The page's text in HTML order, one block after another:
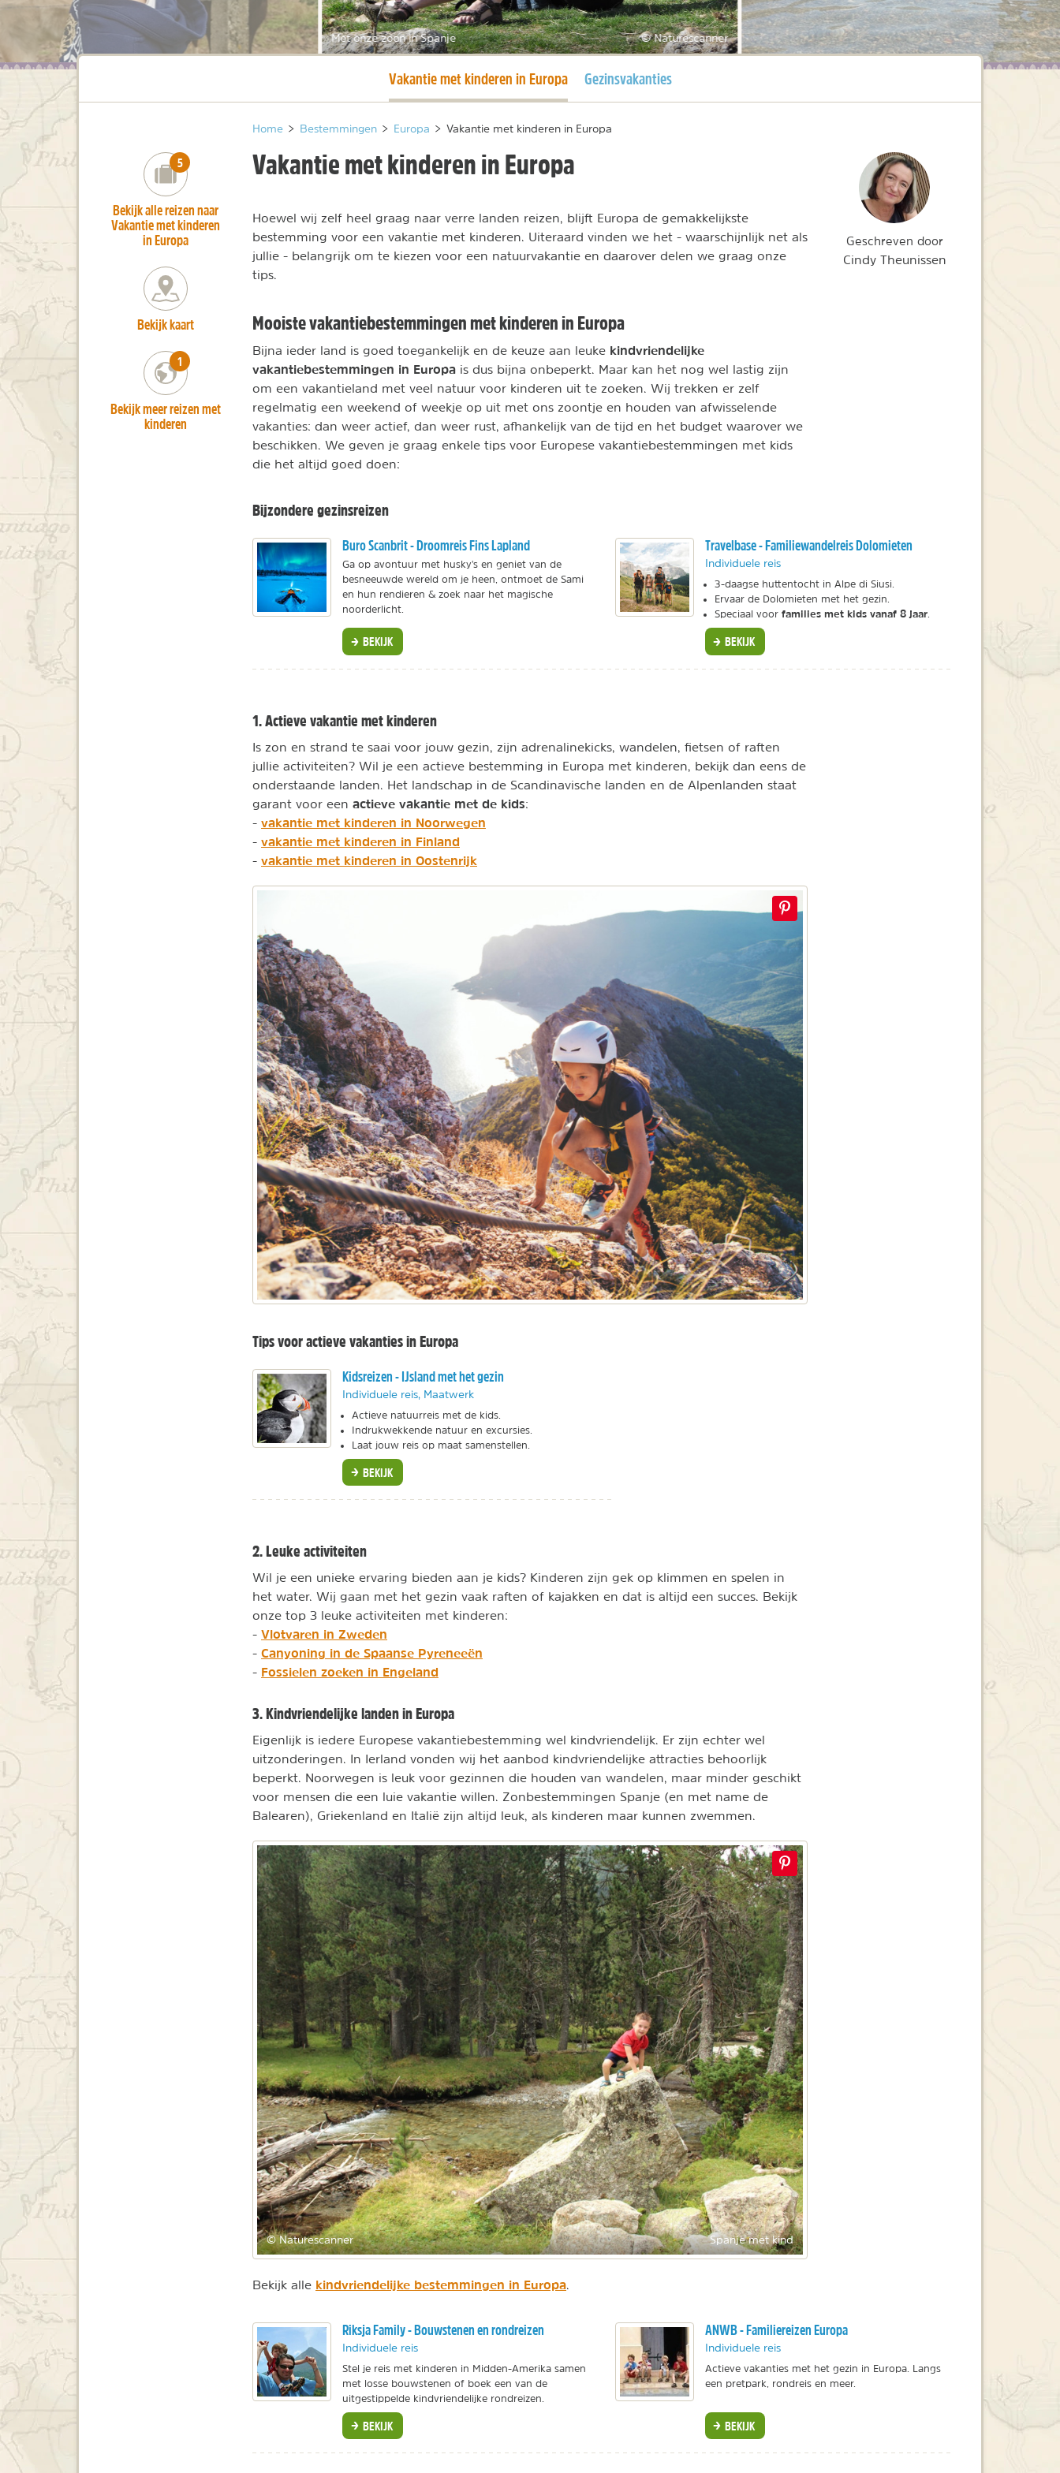
Met onze zoon in Spanje © Naturescanner
Huidige pagina
Vakantie met kinderen in Europa Gezinsvakanties
Home > Bestemmingen > Europa > Vakantie met kinderen in Europa
Vakantie met kinderen in Europa
Hoewel wij zelf heel graag naar verre landen reizen, blijft Europa de gemakkelijkste
bestemming voor een vakantie met kinderen. Uiteraard vinden we het - waarschijnlijk net als
jullie - belangrijk om te kiezen voor een natuurvakantie en daarover delen we graag onze
tips.
Mooiste vakantiebestemmingen met kinderen in Europa
Bijna ieder land is goed toegankelijk en de keuze aan leuke kindvriendelijke
vakantiebestemmingen in Europa is dus bijna onbeperkt. Maar kan het nog wel lastig zijn
om een vakantieland met veel natuur voor kinderen uit te zoeken. Wij trekken er zelf
regelmatig een weekend of weekje op uit met ons zoontje en houden van afwisselende
vakanties: dan weer actief, dan weer rust, afhankelijk van de tijd en het budget waarover we
beschikken. We geven je graag enkele tips voor Europese vakantiebestemmingen met kids
die het altijd goed doen:
Bijzondere gezinsreizen
Buro Scanbrit - Droomreis Fins Lapland
Ga op avontuur met husky's en geniet van de
besneeuwde wereld om je heen, ontmoet de Sami
en hun rendieren & zoek naar het magische
noorderlicht.
BEKIJK
Travelbase - Familiewandelreis Dolomieten
Individuele reis
3-daagse huttentocht in Alpe di Siusi.
Ervaar de Dolomieten met het gezin.
Speciaal voor families met kids vanaf 8 jaar.
BEKIJK
1. Actieve vakantie met kinderen
Is zon en strand te saai voor jouw gezin, zijn adrenalinekicks, wandelen, fietsen of raften
jullie activiteiten? Wil je een actieve bestemming in Europa met kinderen, bekijk dan eens de
onderstaande landen. Het landschap in de Scandinavische landen en de Alpenlanden staat
garant voor een actieve vakantie met de kids:
- vakantie met kinderen in Noorwegen
- vakantie met kinderen in Finland
- vakantie met kinderen in Oostenrijk
Tips voor actieve vakanties in Europa
Kidsreizen - IJsland met het gezin
Individuele reis, Maatwerk
Actieve natuurreis met de kids.
Indrukwekkende natuur en excursies.
Laat jouw reis op maat samenstellen.
BEKIJK
2. Leuke activiteiten
Wil je een unieke ervaring bieden aan je kids? Kinderen zijn gek op klimmen en spelen in
het water. Wij gaan met het gezin vaak raften of kajakken en dat is altijd een succes. Bekijk
onze top 3 leuke activiteiten met kinderen:
- Vlotvaren in Zweden
- Canyoning in de Spaanse Pyreneeën
- Fossielen zoeken in Engeland
3. Kindvriendelijke landen in Europa
Eigenlijk is iedere Europese vakantiebestemming wel kindvriendelijk. Er zijn echter wel
uitzonderingen. In Ierland vonden wij het aanbod kindvriendelijke attracties behoorlijk
beperkt. Noorwegen is leuk voor gezinnen die houden van wandelen, maar minder geschikt
voor mensen die een luie vakantie willen. Zonbestemmingen Spanje (en met name de
Balearen), Griekenland en Italië zijn altijd leuk, als kinderen maar kunnen zwemmen.
© Naturescanner Spanje met kind
Bekijk alle kindvriendelijke bestemmingen in Europa
Riksja Family - Bouwstenen en rondreizen
Individuele reis
Stel je reis met kinderen in Midden-Amerika samen
met losse bouwstenen of boek een van de
uitgestippelde kindvriendelijke rondreizen.
BEKIJK
ANWB - Familiereizen Europa
Individuele reis
Actieve vakanties met het gezin in Europa. Langs
een pretpark, rondreis en meer.
BEKIJK
number_of_trips:
5
Bekijk alle reizen naar
Vakantie met kinderen
in Europa
Bekijk kaart
number_of_trips:
1
Bekijk meer reizen met
kinderen
Geschreven door
Cindy Theunissen